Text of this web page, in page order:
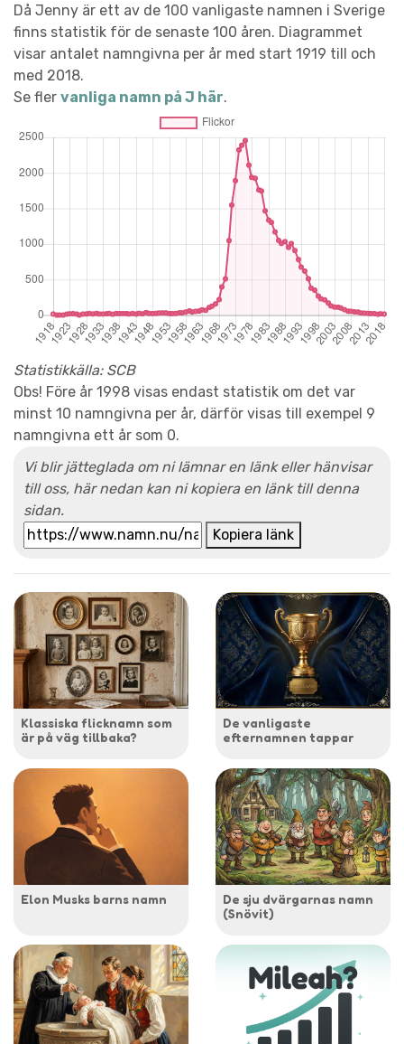
Då Jenny är ett av de 100 vanligaste namnen i Sverige
finns statistik för de senaste 100 åren. Diagrammet
visar antalet namngivna per år med start 1919 till och
med 2018.
Se fler vanliga namn på J här.
Statistikkälla: SCB
Obs! Före år 1998 visas endast statistik om det var
minst 10 namngivna per år, därför visas till exempel 9
namngivna ett år som 0.
Vi blir jätteglada om ni lämnar en länk eller hänvisar
till oss, här nedan kan ni kopiera en länk till denna
sidan.
Kopiera länk
Klassiska flicknamn som
är på väg tillbaka?
De vanligaste
efternamnen tappar
Elon Musks barns namn
De sju dvärgarnas namn
(Snövit)